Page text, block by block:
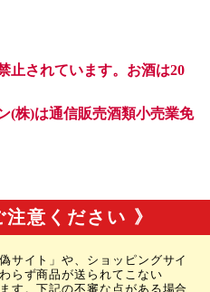
注意ください 》
サイト」や、ショッピングサイ
らず商品が送られてこない
す。下記の不審な点がある場合